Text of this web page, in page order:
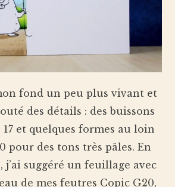
fond un peu plus vivant et
des détails : des buissons
17 et quelques formes au loin
pour des tons très pâles. En
j’ai suggéré un feuillage avec
de mes feutres Copic G20,